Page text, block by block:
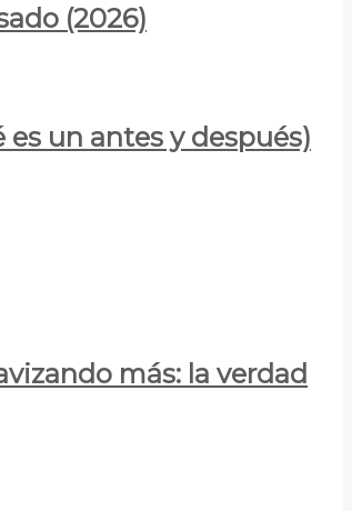
(2026)
un antes y después)
más: la verdad